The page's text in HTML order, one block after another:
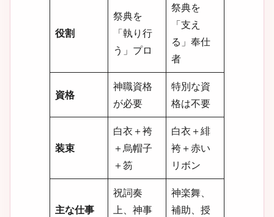
役割
祭典を
「執り行
う」プロ
祭典を
「支え
る」奉仕
者
資格
神職資格
が必要
特別な資
格は不要
装束
白衣＋袴
＋烏帽子
＋笏
白衣＋緋
袴＋赤い
リボン
主な仕事
祝詞奏
上、神事
神楽舞、
補助、授